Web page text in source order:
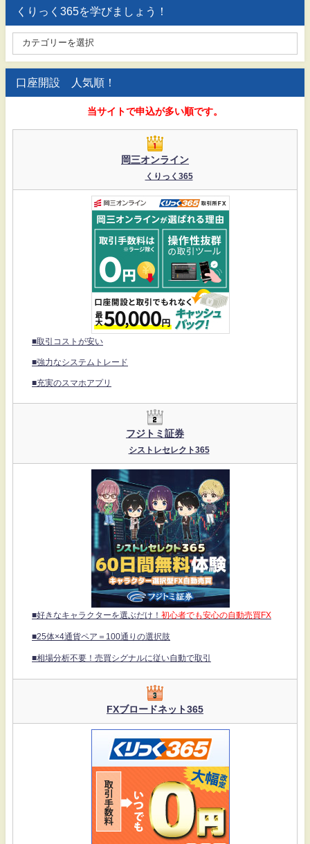
くりっく365を学びましょう！
口座開設 人気順！
当サイトで申込が多い順です。
岡三オンライン
くりっく365
■取引コストが安い
■強力なシステムトレード
■充実のスマホアプリ
フジトミ証券
シストレセレクト365
■好きなキャラクターを選ぶだけ！ 初心者でも安心の自動売買FX
■25体×4通貨ペア＝100通りの選択肢
■相場分析不要！売買シグナルに従い自動で取引
FXブロードネット365